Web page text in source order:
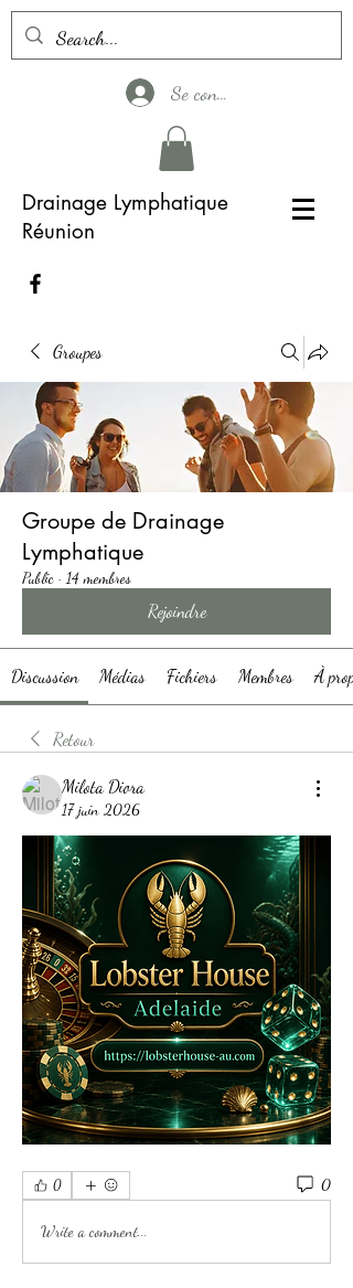
Se connecter
Drainage Lymphatique
Réunion
Groupes
Groupe de Drainage
Lymphatique
Public · 14 membres
Rejoindre
Discussion Médias Fichiers Membres À
Retour
Milota Diora
17 juin 2026
0 0
Write a comment...